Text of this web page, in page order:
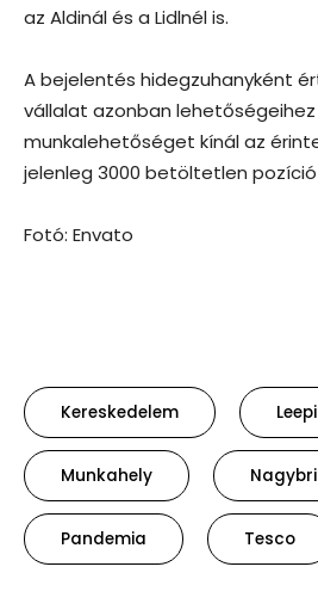
az Aldinál és a Lidlnél is.
A bejelentés hidegzuhanyként
vállalat azonban
munkalehetőséget kínál az
jelenleg 3000 betöltetlen pozíció
Fotó: Envato
Kereskedelem
Munkahely
Pandemia Tesco